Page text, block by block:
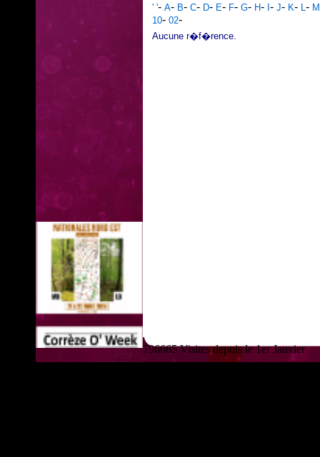
' '- A- B- C- D- E- F- G- H- - J- K- L- M
10- 02-
Aucune r�f�rence.
796665 Visites depuis le 1er Janvier